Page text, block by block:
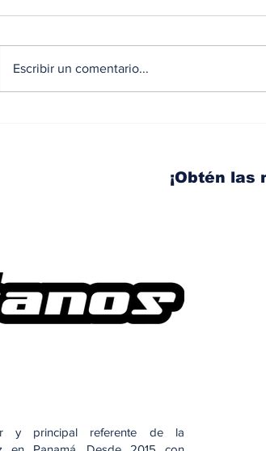
Escribir un comentario...
¡Obtén
y principal referente de la